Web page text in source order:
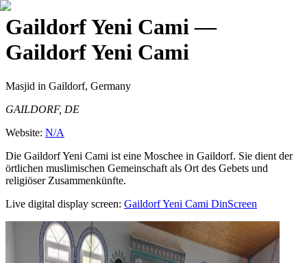
Gaildorf Yeni Cami—
Gaildorf Yeni Cami
Masjid in Gaildorf, Germany
GAILDORF, DE
Website: N/A
Die Gaildorf Yeni Cami ist eine Moschee in Gaildorf. Sie dient der
örtlichen muslimischen Gemeinschaft als Ort des Gebets und
religiöser Zusammenkünfte.
Live digital display screen: Gaildorf Yeni Cami DinScreen